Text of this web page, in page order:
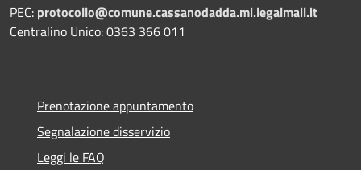
PEC: protocollo@comune.cassanodadda.mi.legalmail.it
Centralino Unico: 0363 366 011
Prenotazione appuntamento
Segnalazione disservizio
Leggi le FAQ